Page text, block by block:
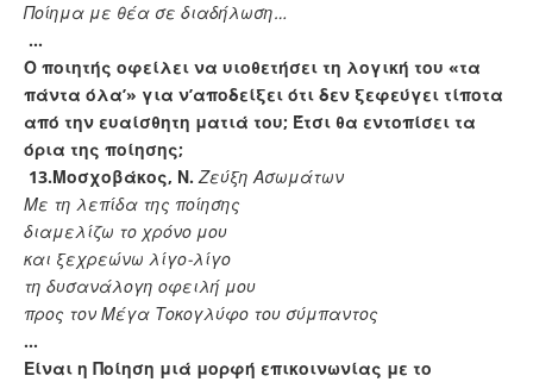
Ποίημα με θέα σε διαδήλωση…
…
Ο ποιητής οφείλει να υιοθετήσει τη λογική του «τα
πάντα όλα’» για ν’αποδείξει ότι δεν ξεφεύγει τίποτα
από την ευαίσθητη ματιά του; Έτσι θα εντοπίσει τα
όρια της ποίησης;
13.Μοσχοβάκος, Ν. Ζεύξη Ασωμάτων
Με τη λεπίδα της ποίησης
διαμελίζω το χρόνο μου
και ξεχρεώνω λίγο-λίγο
τη δυσανάλογη οφειλή μου
προς τον Μέγα Τοκογλύφο του σύμπαντος
…
Είναι η Ποίηση μιά μορφή επικοινωνίας με το